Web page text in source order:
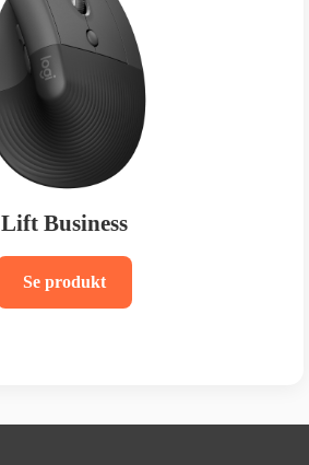
Lift Business
Se produkt